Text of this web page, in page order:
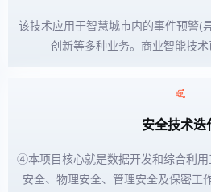
该技术应用于智慧城市内的事件预警(
创新等多种业务。商业智能技术
安全技术迭
④本项目核心就是数据开发和综合利用
安全、物理安全、管理安全及保密工